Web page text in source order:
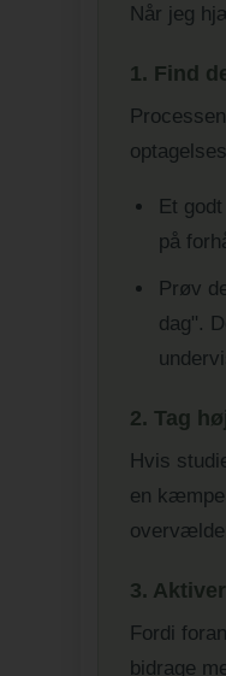
Når jeg
1. Find
Et
på
Prøv
dag".
2. Tag
Hvis
en
3.
Fordi
bidrage